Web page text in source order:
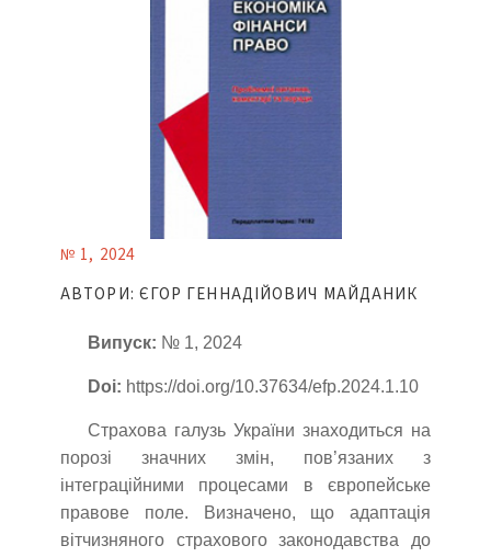
№ 1, 2024
АВТОРИ: ЄГОР ГЕННАДІЙОВИЧ МАЙДАНИК
Випуск: № 1, 2024
Doi: https://doi.org/10.37634/efp.2024.1.10
Страхова галузь України знаходиться на
порозі значних змін, пов’язаних з
інтеграційними процесами в європейське
правове поле. Визначено, що адаптація
вітчизняного страхового законодавства до